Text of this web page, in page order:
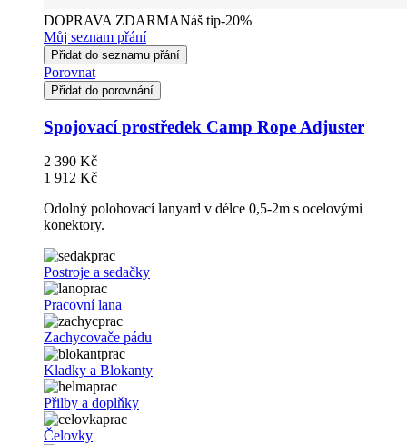
DOPRAVA ZDARMANáš tip-20%
Můj seznam přání
Přidat do seznamu přání
Porovnat
Přidat do porovnání
Spojovací prostředek Camp Rope Adjuster
2 390 Kč
1 912 Kč
Odolný polohovací lanyard v délce 0,5-2m s ocelovými
konektory.
Postroje a sedačky
Pracovní lana
Zachycovače pádu
Kladky a Blokanty
Přilby a doplňky
Čelovky